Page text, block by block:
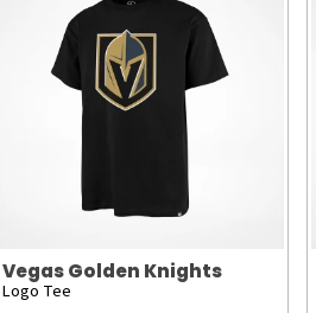
Vegas Golden Knights
Logo Tee